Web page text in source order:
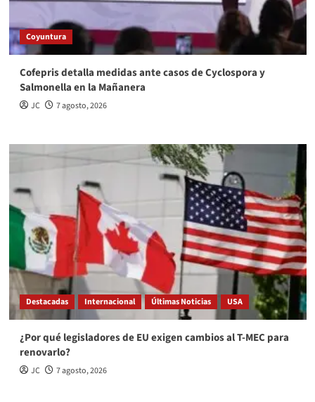
Coyuntura
Cofepris detalla medidas ante casos de Cyclospora y
Salmonella en la Mañanera
JC 7 agosto, 2026
Destacadas Internacional Últimas Noticias USA
¿Por qué legisladores de EU exigen cambios al T-MEC para
renovarlo?
JC 7 agosto, 2026